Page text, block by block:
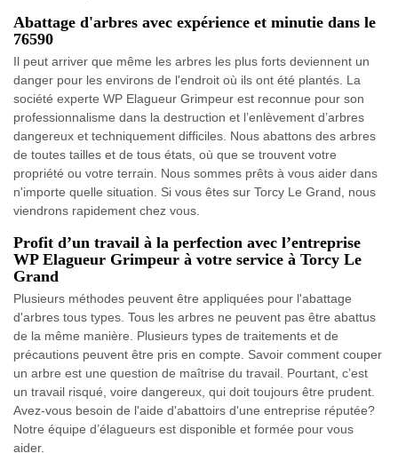
Abattage d'arbres avec expérience et minutie dans le
76590
Il peut arriver que même les arbres les plus forts deviennent un
danger pour les environs de l'endroit où ils ont été plantés. La
société experte WP Elagueur Grimpeur est reconnue pour son
professionnalisme dans la destruction et l’enlèvement d’arbres
dangereux et techniquement difficiles. Nous abattons des arbres
de toutes tailles et de tous états, où que se trouvent votre
propriété ou votre terrain. Nous sommes prêts à vous aider dans
n'importe quelle situation. Si vous êtes sur Torcy Le Grand, nous
viendrons rapidement chez vous.
Profit d’un travail à la perfection avec l’entreprise
WP Elagueur Grimpeur à votre service à Torcy Le
Grand
Plusieurs méthodes peuvent être appliquées pour l'abattage
d'arbres tous types. Tous les arbres ne peuvent pas être abattus
de la même manière. Plusieurs types de traitements et de
précautions peuvent être pris en compte. Savoir comment couper
un arbre est une question de maîtrise du travail. Pourtant, c’est
un travail risqué, voire dangereux, qui doit toujours être prudent.
Avez-vous besoin de l'aide d'abattoirs d'une entreprise réputée?
Notre équipe d’élagueurs est disponible et formée pour vous
aider.